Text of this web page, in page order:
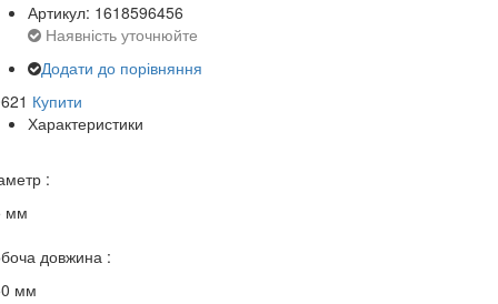
Артикул: 1618596456
Наявність уточнюйте
Додати до порівняння
Купити
Характеристики
:
мм
довжина :
мм